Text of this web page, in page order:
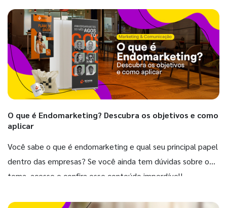
O que é Endomarketing? Descubra os objetivos e como
aplicar
Você sabe o que é endomarketing e qual seu principal papel
dentro das empresas? Se você ainda tem dúvidas sobre o
tema, acesse e confira esse conteúdo imperdível!